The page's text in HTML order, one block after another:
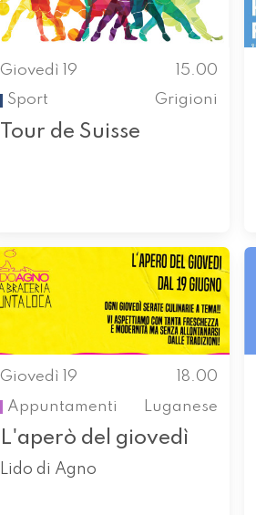
Giovedì 19
15.00
Sport
Grigioni
Tour de Suisse
Giovedì 19
18.00
Appuntamenti
Luganese
L'aperò del giovedì
Lido di Agno